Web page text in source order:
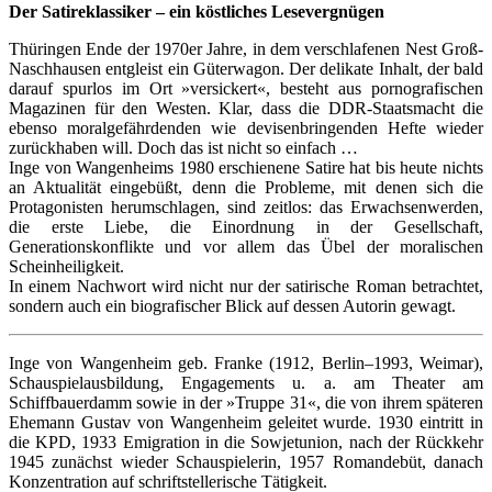
Der Satireklassiker – ein köstliches Lesevergnügen
Thüringen Ende der 1970er Jahre, in dem verschlafenen Nest Groß-
Naschhausen entgleist ein Güterwagon. Der delikate Inhalt, der bald
darauf spurlos im Ort »versickert«, besteht aus pornografischen
Magazinen für den Westen. Klar, dass die DDR-Staatsmacht die
ebenso moralgefährdenden wie devisenbringenden Hefte wieder
zurückhaben will. Doch das ist nicht so einfach …
Inge von Wangenheims 1980 erschienene Satire hat bis heute nichts
an Aktualität eingebüßt, denn die Probleme, mit denen sich die
Protagonisten herumschlagen, sind zeitlos: das Erwachsenwerden,
die erste Liebe, die Einordnung in der Gesellschaft,
Generationskonflikte und vor allem das Übel der moralischen
Scheinheiligkeit.
In einem Nachwort wird nicht nur der satirische Roman betrachtet,
sondern auch ein biografischer Blick auf dessen Autorin gewagt.
Inge von Wangenheim geb. Franke (1912, Berlin–1993, Weimar),
Schauspielausbildung, Engagements u. a. am Theater am
Schiffbauerdamm sowie in der »Truppe 31«, die von ihrem späteren
Ehemann Gustav von Wangenheim geleitet wurde. 1930 eintritt in
die KPD, 1933 Emigration in die Sowjetunion, nach der Rückkehr
1945 zunächst wieder Schauspielerin, 1957 Romandebüt, danach
Konzentration auf schriftstellerische Tätigkeit.